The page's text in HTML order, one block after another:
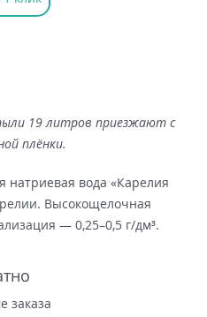
19 литров приезжают с
плёнки.
натриевая вода «Карелия
Высокощелочная
— 0,25–0,5 г/дм³.
заказа